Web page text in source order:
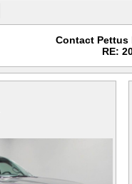
Contact Pettus
RE: